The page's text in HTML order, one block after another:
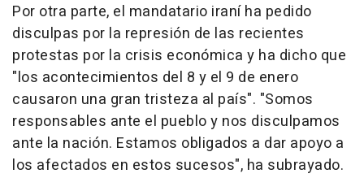
Por otra parte, el mandatario iraní ha pedido
disculpas por la represión de las recientes
protestas por la crisis económica y ha dicho que
"los acontecimientos del 8 y el 9 de enero
causaron una gran tristeza al país". "Somos
responsables ante el pueblo y nos disculpamos
ante la nación. Estamos obligados a dar apoyo a
los afectados en estos sucesos", ha subrayado.